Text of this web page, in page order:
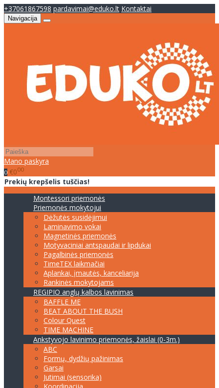
+37061867598 pardavimai@eduko.lt Kontaktai
Navigacija
Mano paskyra
0 €000
Prekių krepšelis tuščias!
Montessori priemonės
Priemonės mokytojui
Dėžutės susidėjimui
Laminavimo vokai
Magnetinės priemonės
Motyvaciniai antspaudai ir lipdukai
Pagalbinės priemonės
TimeTEX laikmačiai
Aplankai, įmautės, kanceliarija
Rankinės mokytojams
REGIPIO anglų kalbos lavinimas
BAFFLE ME
BEAT ABOUT THE BUSH
Colour Quest
TIME MACHINE
Ankstyvojo lavinimo priemonės, žaislai (0-3m.)
ABC
Formų, dydžių pažinimas
Garsai
Jutimai (sensorika)
Koordinacija